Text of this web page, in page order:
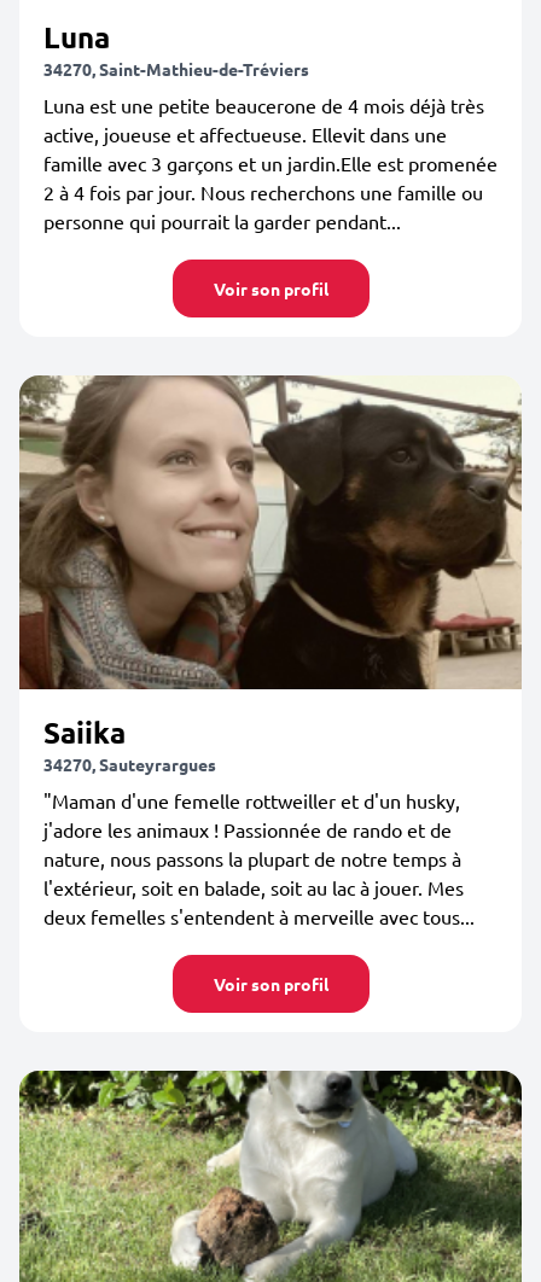
Luna
34270, Saint-Mathieu-de-Tréviers
Luna est une petite beaucerone de 4 mois déjà très
active, joueuse et affectueuse. Ellevit dans une
famille avec 3 garçons et un jardin.Elle est promenée
2 à 4 fois par jour. Nous recherchons une famille ou
personne qui pourrait la garder pendant...
Voir son profil
Saiika
34270, Sauteyrargues
"Maman d'une femelle rottweiller et d'un husky,
j'adore les animaux ! Passionnée de rando et de
nature, nous passons la plupart de notre temps à
l'extérieur, soit en balade, soit au lac à jouer. Mes
deux femelles s'entendent à merveille avec tous...
Voir son profil